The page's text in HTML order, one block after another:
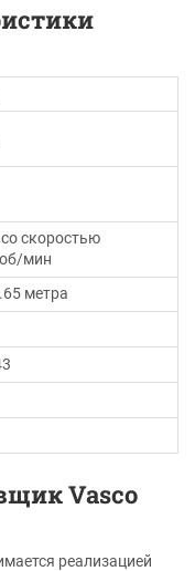
скоростью
мин
метра
Vasco
реализацией